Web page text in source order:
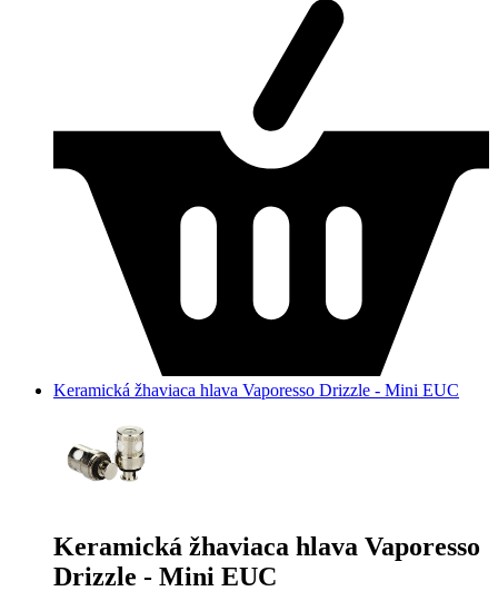
Keramická žhaviaca hlava Vaporesso Drizzle - Mini EUC
Keramická žhaviaca hlava Vaporesso
Drizzle - Mini EUC